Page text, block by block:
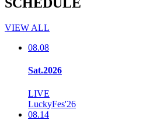
SCHEDULE
VIEW ALL
08.08
Sat.2026
LIVE
LuckyFes'26
08.14